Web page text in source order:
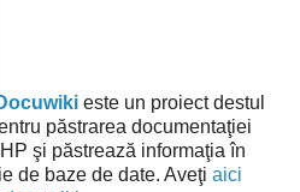
este un proiect destul
păstrarea documentaţiei
şi păstrează informaţia în
de baze de date. Aveţi aici